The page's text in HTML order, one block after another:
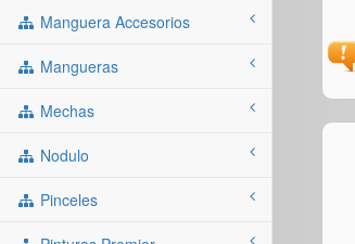
Manguera Accesorios
Mangueras
Mechas
Nodulo
Pinceles